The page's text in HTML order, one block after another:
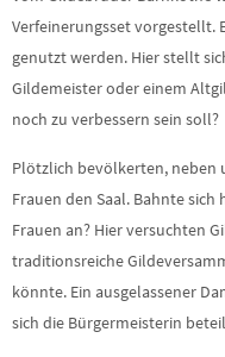
Verfeinerungsset vorgestellt.
genutzt werden. Hier stellt
Gildemeister oder einem
noch zu verbessern sein soll?
Plötzlich bevölkerten, neben
Frauen den Saal. Bahnte
Frauen an? Hier versuchten
traditionsreiche
könnte. Ein ausgelassener
sich die Bürgermeisterin